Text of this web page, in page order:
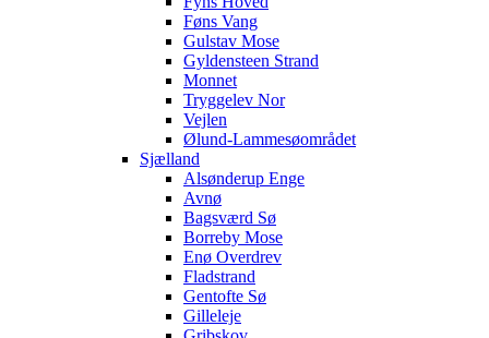
Føns Vang
Gulstav Mose
Gyldensteen Strand
Monnet
Tryggelev Nor
Vejlen
Ølund-Lammesøområdet
Sjælland
Alsønderup Enge
Avnø
Bagsværd Sø
Borreby Mose
Enø Overdrev
Fladstrand
Gentofte Sø
Gilleleje